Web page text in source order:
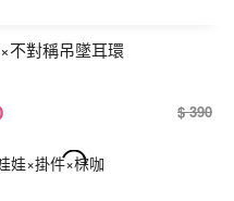
不對稱吊墜耳環
$ 390